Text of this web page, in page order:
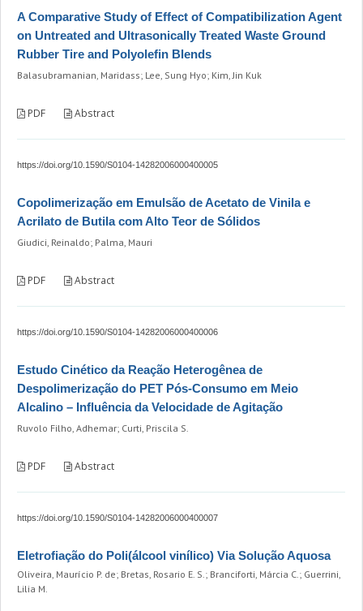
A Comparative Study of Effect of Compatibilization Agent
on Untreated and Ultrasonically Treated Waste Ground
Rubber Tire and Polyolefin Blends
Balasubramanian, Maridass; Lee, Sung Hyo; Kim, Jin Kuk
PDF Abstract
https://doi.org/10.1590/S0104-14282006000400005
Copolimerização em Emulsão de Acetato de Vinila e
Acrilato de Butila com Alto Teor de Sólidos
Giudici, Reinaldo; Palma, Mauri
PDF Abstract
https://doi.org/10.1590/S0104-14282006000400006
Estudo Cinético da Reação Heterogênea de
Despolimerização do PET Pós-Consumo em Meio
Alcalino – Influência da Velocidade de Agitação
Ruvolo Filho, Adhemar; Curti, Priscila S.
PDF Abstract
https://doi.org/10.1590/S0104-14282006000400007
Eletrofiação do Poli(álcool vinílico) Via Solução Aquosa
Oliveira, Maurício P. de; Bretas, Rosario E. S.; Branciforti, Márcia C.; Guerrini,
Lilia M.